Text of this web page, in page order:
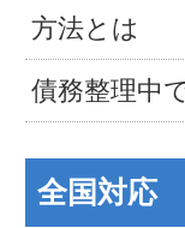
方法とは
債務整理中
全国対応